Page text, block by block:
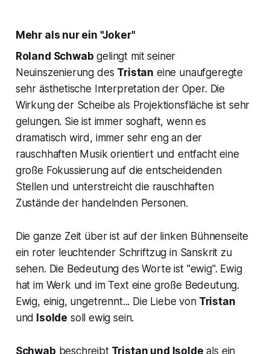
Mehr als nur ein "Joker"
Roland Schwab gelingt mit seiner
Neuinszenierung des Tristan eine unaufgeregte
sehr ästhetische Interpretation der Oper. Die
Wirkung der Scheibe als Projektionsfläche ist sehr
gelungen. Sie ist immer soghaft, wenn es
dramatisch wird, immer sehr eng an der
rauschhaften Musik orientiert und entfacht eine
große Fokussierung auf die entscheidenden
Stellen und unterstreicht die rauschhaften
Zustände der handelnden Personen.
Die ganze Zeit über ist auf der linken Bühnenseite
ein roter leuchtender Schriftzug in Sanskrit zu
sehen. Die Bedeutung des Worte ist "ewig". Ewig
hat im Werk und im Text eine große Bedeutung.
Ewig, einig, ungetrennt... Die Liebe vonTristan
und Isolde soll ewig sein.
Schwab beschreibtTristan und Isolde als ein